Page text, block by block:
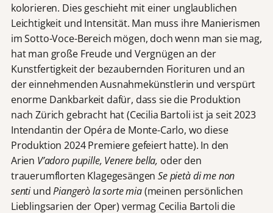
kolorieren. Dies geschieht mit einer unglaublichen
Leichtigkeit und Intensität. Man muss ihre Manierismen
im Sotto-Voce-Bereich mögen, doch wenn man sie mag,
hat man große Freude und Vergnügen an der
Kunstfertigkeit der bezaubernden Fiorituren und an
der einnehmenden Ausnahmekünstlerin und verspürt
enorme Dankbarkeit dafür, dass sie die Produktion
nach Zürich gebracht hat (Cecilia Bartoli ist ja seit 2023
Intendantin der Opéra de Monte-Carlo, wo diese
Produktion 2024 Premiere gefeiert hatte). In den
Arien V’adoro pupille, Venere bella, oder den
trauerumflorten KlagegesängenSe pietà di me non
sentiundPiangerò la sorte mia(meinen persönlichen
Lieblingsarien der Oper) vermag Cecilia Bartoli die